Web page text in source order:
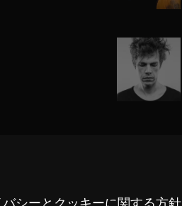
バシーとクッキーに関する方針